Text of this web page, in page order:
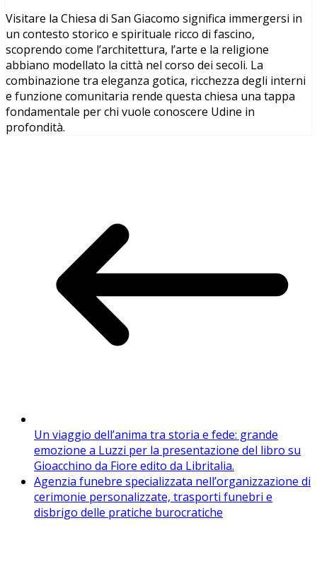
Visitare la Chiesa di San Giacomo significa immergersi in
un contesto storico e spirituale ricco di fascino,
scoprendo come l’architettura, l’arte e la religione
abbiano modellato la città nel corso dei secoli. La
combinazione tra eleganza gotica, ricchezza degli interni
e funzione comunitaria rende questa chiesa una tappa
fondamentale per chi vuole conoscere Udine in
profondità.
Un viaggio dell’anima tra storia e fede: grande
emozione a Luzzi per la presentazione del libro su
Gioacchino da Fiore edito da Libritalia.
Agenzia funebre specializzata nell’organizzazione di
cerimonie personalizzate, trasporti funebri e
disbrigo delle pratiche burocratiche